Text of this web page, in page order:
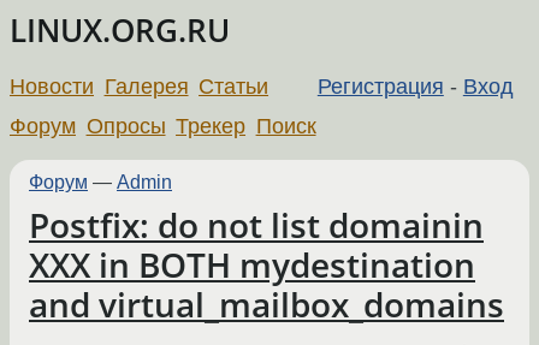
LINUX.ORG.RU
Регистрация - Вход
Новости Галерея Статьи
Форум Опросы Трекер Поиск
Форум — Admin
Postfix: do not list domainin
XXX in BOTH mydestination
and virtual_mailbox_domains